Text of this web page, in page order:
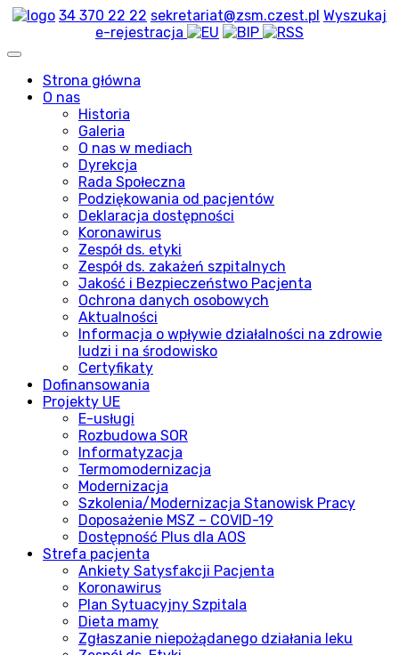
34 370 22 22 sekretariat@zsm.czest.pl Wyszukaj
e-rejestracja
Strona główna
O nas
Historia
Galeria
O nas w mediach
Dyrekcja
Rada Społeczna
Podziękowania od pacjentów
Deklaracja dostępności
Koronawirus
Zespół ds. etyki
Zespół ds. zakażeń szpitalnych
Jakość i Bezpieczeństwo Pacjenta
Ochrona danych osobowych
Aktualności
Informacja o wpływie działalności na zdrowie
ludzi i na środowisko
Certyfikaty
Dofinansowania
Projekty UE
E-usługi
Rozbudowa SOR
Informatyzacja
Termomodernizacja
Modernizacja
Szkolenia/Modernizacja Stanowisk Pracy
Doposażenie MSZ – COVID-19
Dostępność Plus dla AOS
Strefa pacjenta
Ankiety Satysfakcji Pacjenta
Koronawirus
Plan Sytuacyjny Szpitala
Dieta mamy
Zgłaszanie niepożądanego działania leku